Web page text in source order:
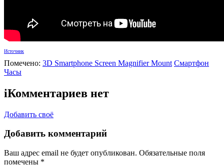
Источник
Помечено: 3D Smartphone Screen Magnifier Mount Смартфон
Часы
iКомментариев нет
Добавить своё
Добавить комментарий
Ваш адрес email не будет опубликован. Обязательные поля
помечены *